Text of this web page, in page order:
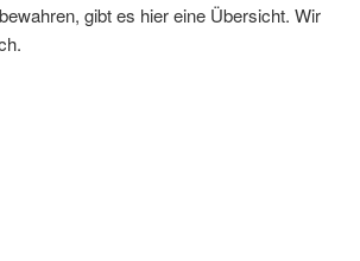
gibt es hier eine Übersicht. Wir